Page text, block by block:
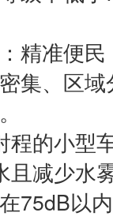
精准便
集、区
程的小型
且减少水
75dB以